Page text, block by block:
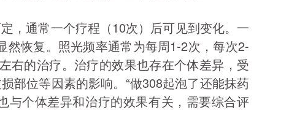
，通常一个疗程（10次）后可见到变化。一
然恢复。照光频率通常为每周1-2次，每次2-
右的治疗。治疗的效果也存在个体差异，受
部位等因素的影响。“做308起泡了还能抹药
与个体差异和治疗的效果有关，需要综合评